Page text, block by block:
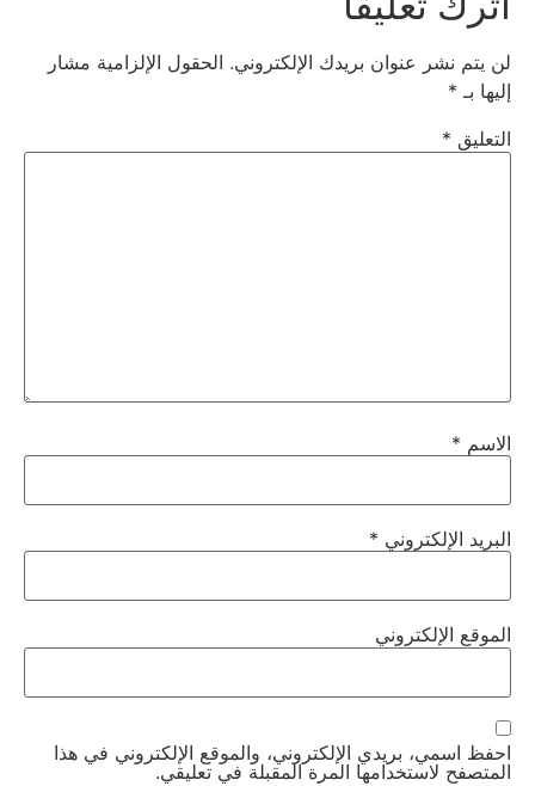
لن يتم نشر عنوان بريدك الإلكتروني. الحقول الإلزامية مشار
إليها بـ *
التعليق *
الاسم *
البريد الإلكتروني *
الموقع الإلكتروني
احفظ اسمي، بريدي الإلكتروني، والموقع الإلكتروني في هذا
المتصفح لاستخدامها المرة المقبلة في تعليقي.